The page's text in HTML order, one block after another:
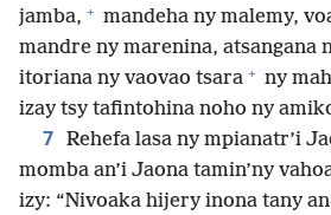
jamba, + mandeha ny malemy,
mandre ny marenina, atsangana
itoriana ny vaovao tsara + ny
izay tsy tafintohina noho ny
7 Rehefa lasa ny mpianatr’i
momba an’i Jaona tamin’ny
izy: “Nivoaka hijery inona tany